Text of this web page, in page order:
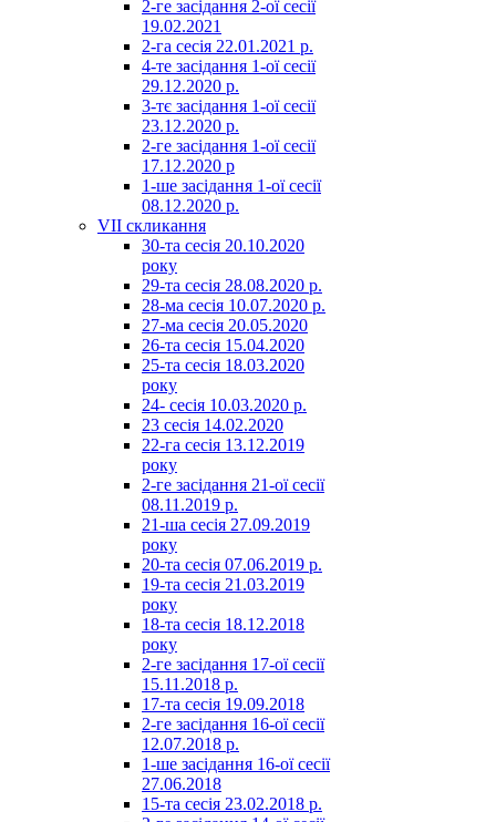
2-ге засідання 2-ої сесії
19.02.2021
2-га сесія 22.01.2021 р.
4-те засідання 1-ої сесії
29.12.2020 р.
3-тє засідання 1-ої сесії
23.12.2020 р.
2-ге засідання 1-ої сесії
17.12.2020 р
1-ше засідання 1-ої сесії
08.12.2020 р.
VII скликання
30-та сесія 20.10.2020
року
29-та сесія 28.08.2020 р.
28-ма сесія 10.07.2020 р.
27-ма сесія 20.05.2020
26-та сесія 15.04.2020
25-та сесія 18.03.2020
року
24- сесія 10.03.2020 р.
23 сесія 14.02.2020
22-га сесія 13.12.2019
року
2-ге засідання 21-ої сесії
08.11.2019 р.
21-ша сесія 27.09.2019
року
20-та сесія 07.06.2019 р.
19-та сесія 21.03.2019
року
18-та сесія 18.12.2018
року
2-ге засідання 17-ої сесії
15.11.2018 р.
17-та сесія 19.09.2018
2-ге засідання 16-ої сесії
12.07.2018 р.
1-ше засідання 16-ої сесії
27.06.2018
15-та сесія 23.02.2018 р.